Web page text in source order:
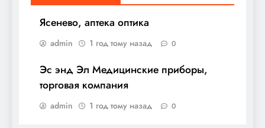
Ясенево, аптека оптика
admin 1 год тому назад 0
Эс энд Эл Медицинские приборы,
торговая компания
admin 1 год тому назад 0